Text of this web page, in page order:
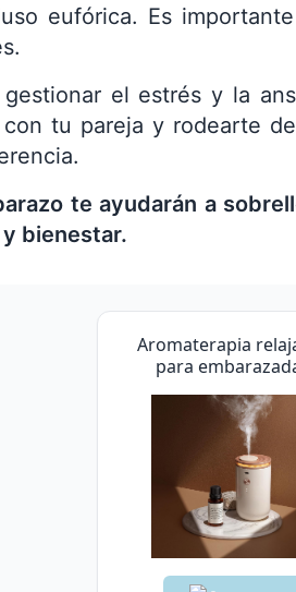
eufórica. Es
el estrés y la
tu pareja y rodearte
te ayudarán a
bienestar.
Aromaterapia
para